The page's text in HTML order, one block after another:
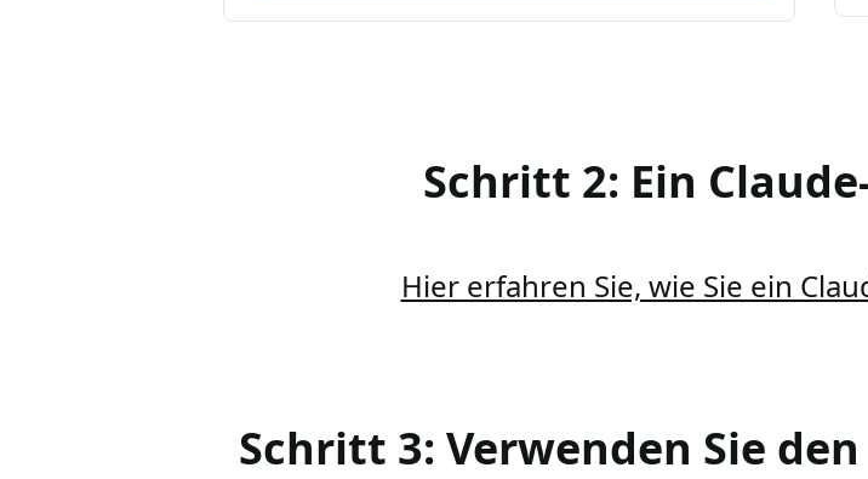
Schritt 2: Ein
Hier erfahren Sie, wie Sie ein
Schritt 3: Verwenden Sie